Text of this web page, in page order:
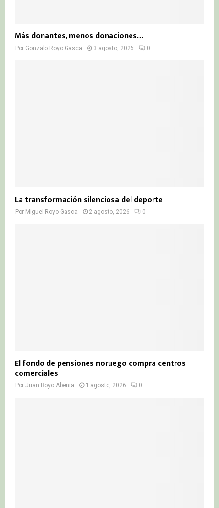
Más donantes, menos donaciones…
Por Gonzalo Royo Gasca 3 agosto, 2026 0
La transformación silenciosa del deporte
Por Miguel Royo Gasca 2 agosto, 2026 0
El fondo de pensiones noruego compra centros
comerciales
Por Juan Royo Abenia 1 agosto, 2026 0